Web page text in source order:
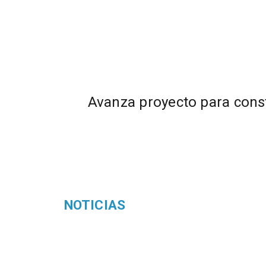
Avanza proyecto para
NOTICIAS